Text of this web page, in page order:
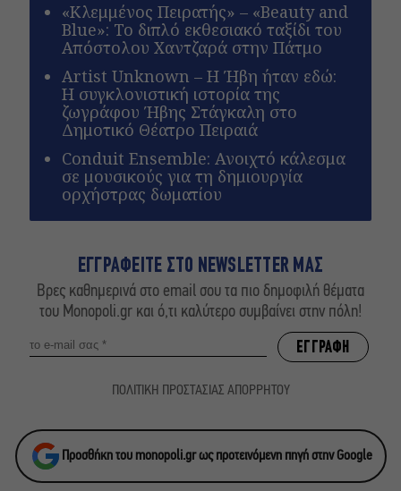
«Κλεμμένος Πειρατής» – «Beauty and
Blue»: Το διπλό εκθεσιακό ταξίδι του
Απόστολου Χαντζαρά στην Πάτμο
Artist Unknown – Η Ήβη ήταν εδώ:
Η συγκλονιστική ιστορία της
ζωγράφου Ήβης Στάγκαλη στο
Δημοτικό Θέατρο Πειραιά
Conduit Ensemble: Ανοιχτό κάλεσμα
σε μουσικούς για τη δημιουργία
ορχήστρας δωματίου
ΕΓΓΡΑΦΕΙΤΕ ΣΤΟ NEWSLETTER ΜΑΣ
Βρες καθημερινά στο email σου τα πιο δημοφιλή θέματα
του Monopoli.gr και ό,τι καλύτερο συμβαίνει στην πόλη!
ΠΟΛΙΤΙΚΗ ΠΡΟΣΤΑΣΙΑΣ ΑΠΟΡΡΗΤΟΥ
Προσθήκη του monopoli.gr ως προτεινόμενη πηγή στην Google